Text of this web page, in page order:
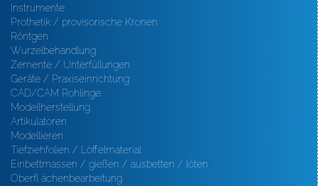
Instrumente
Prothetik / provisorische Kronen
Röntgen
Wurzelbehandlung
Zemente / Unterfüllungen
Geräte / Praxiseinrichtung
CAD/CAM Rohlinge
Modellherstellung
Artikulatoren
Modellieren
Tiefziehfolien / Löffelmaterial
Einbettmassen / gießen / ausbetten / löten
Oberfl ächenbearbeitung